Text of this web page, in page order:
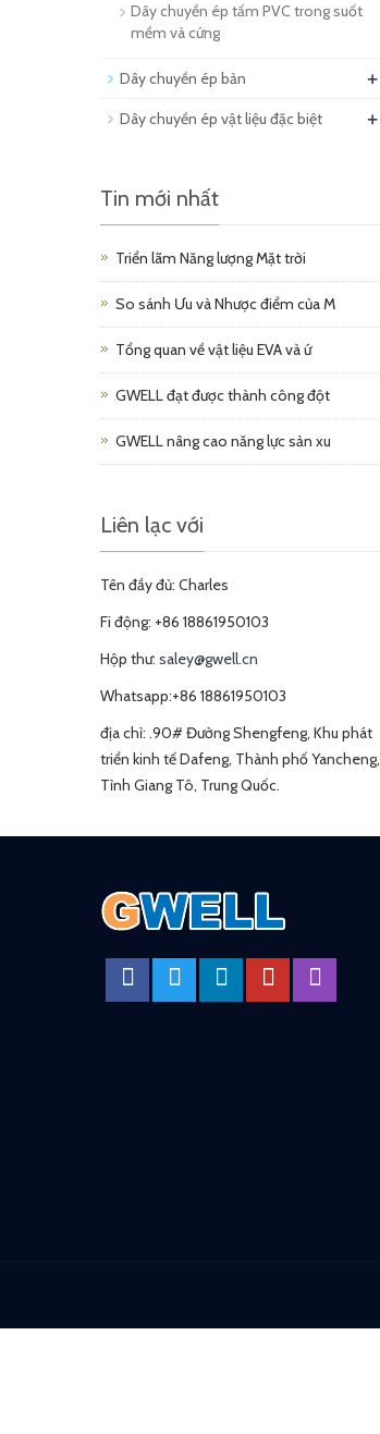
Dây chuyền ép tấm PVC trong suốt
mềm và cứng
Dây chuyền ép bản +
Dây chuyền ép vật liệu đặc biệt +
Tin mới nhất
Triển lãm Năng lượng Mặt trời
So sánh Ưu và Nhược điểm của M
Tổng quan về vật liệu EVA và ứ
GWELL đạt được thành công đột
GWELL nâng cao năng lực sản xu
Liên lạc với
Tên đầy đủ: Charles
Fi động: +86 18861950103
Hộp thư: saley@gwell.cn
Whatsapp:+86 18861950103
địa chỉ: .90# Đường Shengfeng, Khu phát
triển kinh tế Dafeng, Thành phố Yancheng,
Tỉnh Giang Tô, Trung Quốc.